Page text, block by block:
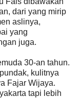
dari yang mirip
aslinya,
yang
juga.
30-an tahun.
kulitnya
Fajar Wijaya.
tapi lebih